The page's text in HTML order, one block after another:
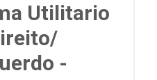
Utilitario
-